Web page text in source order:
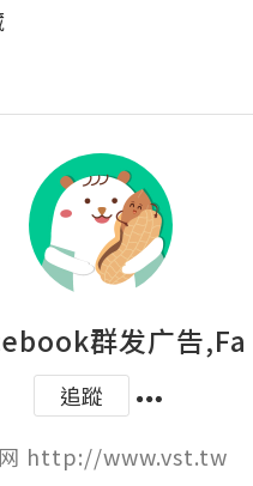
群发广告,Fa
追蹤
http://www.vst.tw